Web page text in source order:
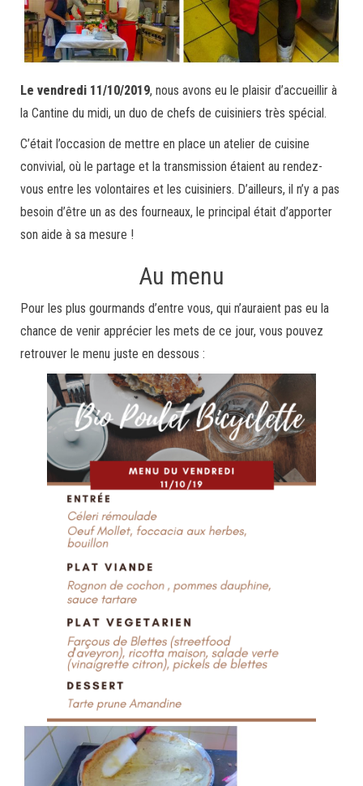
Le vendredi 11/10/2019, nous avons eu le plaisir d’accueillir à
la Cantine du midi, un duo de chefs de cuisiniers très spécial.
C’était l’occasion de mettre en place un atelier de cuisine
convivial, où le partage et la transmission étaient au rendez-
vous entre les volontaires et les cuisiniers. D’ailleurs, il n’y a pas
besoin d’être un as des fourneaux, le principal était d’apporter
son aide à sa mesure !
Au menu
Pour les plus gourmands d’entre vous, qui n’auraient pas eu la
chance de venir apprécier les mets de ce jour, vous pouvez
retrouver le menu juste en dessous :